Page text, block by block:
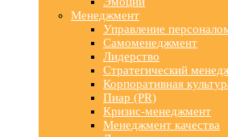
Менеджмент
Управление
Самоменеджмент
Лидерство
Стратегический
Корпоративная
Пиар (PR)
Кризис-менеджмент
Менеджмент качества